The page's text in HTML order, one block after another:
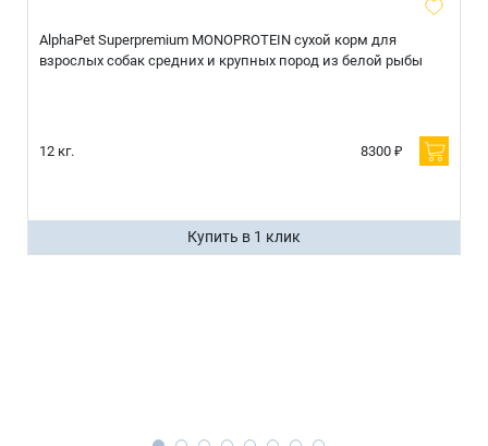
AlphaPet Superpremium MONOPROTEIN сухой корм для
взрослых собак средних и крупных пород из белой рыбы
12 кг. 8300 ₽
Купить в 1 клик